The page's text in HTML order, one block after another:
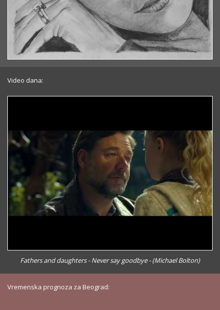
Video dana:
Fathers and daughters - Never say goodbye - (Michael Bolton)
Vremenska prognoza za Beograd: